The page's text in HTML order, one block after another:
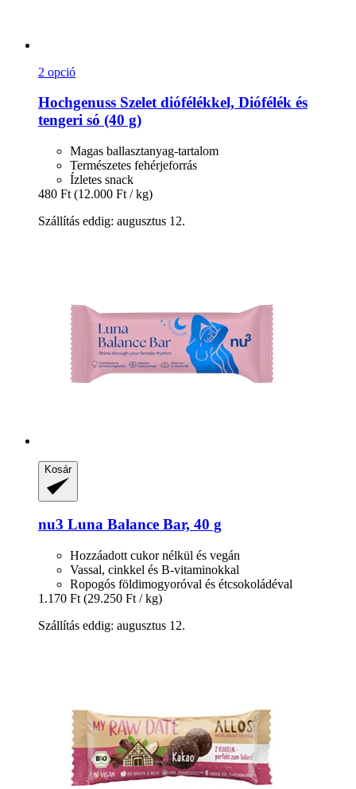
2 opció
Hochgenuss Szelet diófélékkel, Diófélék és
tengeri só (40 g)
Magas ballasztanyag-tartalom
Természetes fehérjeforrás
Ízletes snack
480 Ft (12.000 Ft / kg)
Szállítás eddig: augusztus 12.
Kosár
nu3 Luna Balance Bar, 40 g
Hozzáadott cukor nélkül és vegán
Vassal, cinkkel és B-vitaminokkal
Ropogós földimogyoróval és étcsokoládéval
1.170 Ft (29.250 Ft / kg)
Szállítás eddig: augusztus 12.